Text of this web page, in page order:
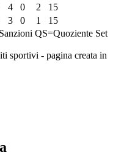
4 0 2
15
3 0 1
15
QS=Quoziente Set
sportivi - pagina creata in